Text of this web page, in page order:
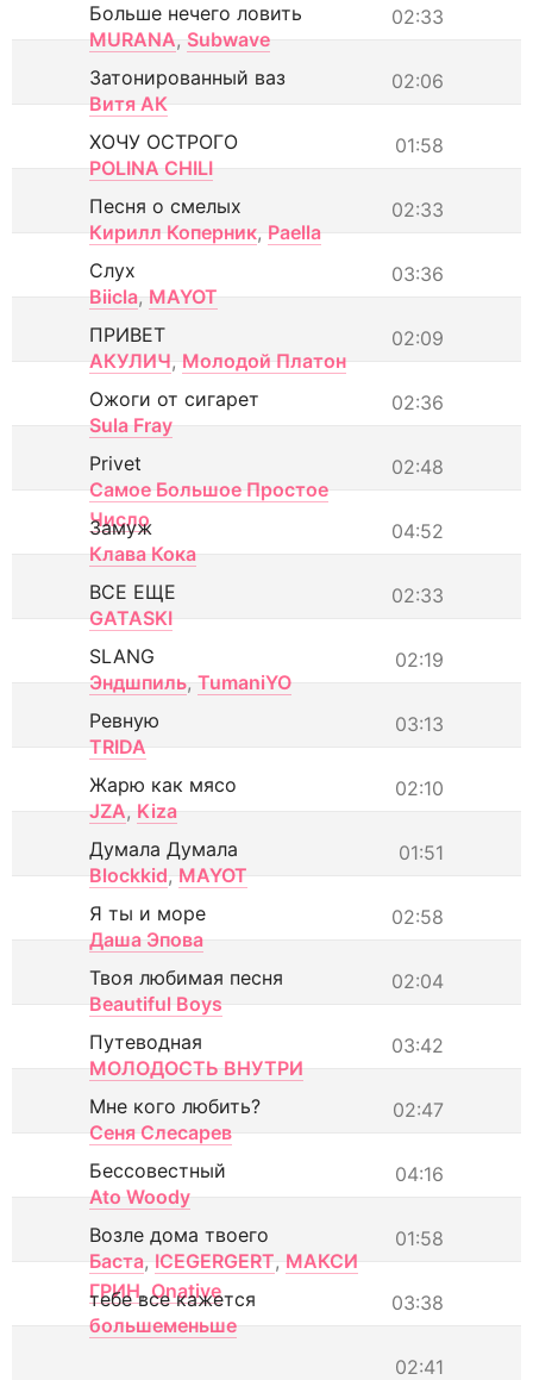
02:33
Больше нечего ловить
MURANA, Subwave
02:06
Затонированный ваз
Витя АК
01:58
ХОЧУ ОСТРОГО
POLINA CHILI
02:33
Песня о смелых
Кирилл Коперник, Paella
03:36
Слух
Biicla, MAYOT
02:09
ПРИВЕТ
АКУЛИЧ, Молодой Платон
02:36
Ожоги от сигарет
Sula Fray
02:48
Privet
Самое Большое Простое
Число
04:52
Замуж
Клава Кока
02:33
ВСЕ ЕЩЕ
GATASKI
02:19
SLANG
Эндшпиль, TumaniYO
03:13
Ревную
TRIDA
02:10
Жарю как мясо
JZA, Kiza
01:51
Думала Думала
Blockkid, MAYOT
02:58
Я ты и море
Даша Эпова
02:04
Твоя любимая песня
Beautiful Boys
03:42
Путеводная
МОЛОДОСТЬ ВНУТРИ
02:47
Мне кого любить?
Сеня Слесарев
04:16
Бессовестный
Ato Woody
01:58
Возле дома твоего
Баста, ICEGERGERT, МАКСИ
ГРИН, Onative 03:38
тебе все кажется
большеменьше
02:41